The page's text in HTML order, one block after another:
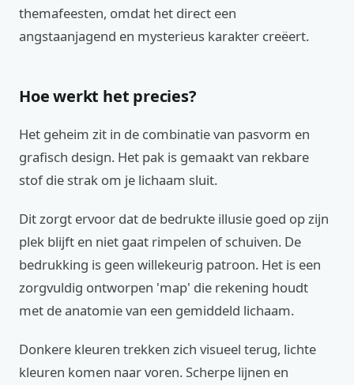
themafeesten, omdat het direct een
angstaanjagend en mysterieus karakter creëert.
Hoe werkt het precies?
Het geheim zit in de combinatie van pasvorm en
grafisch design. Het pak is gemaakt van rekbare
stof die strak om je lichaam sluit.
Dit zorgt ervoor dat de bedrukte illusie goed op zijn
plek blijft en niet gaat rimpelen of schuiven. De
bedrukking is geen willekeurig patroon. Het is een
zorgvuldig ontworpen 'map' die rekening houdt
met de anatomie van een gemiddeld lichaam.
Donkere kleuren trekken zich visueel terug, lichte
kleuren komen naar voren. Scherpe lijnen en